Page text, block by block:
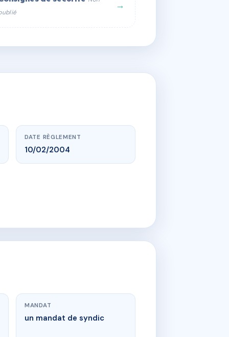
→
DATE RÈGLEMENT
10/02/2004
MANDAT
un mandat de syndic